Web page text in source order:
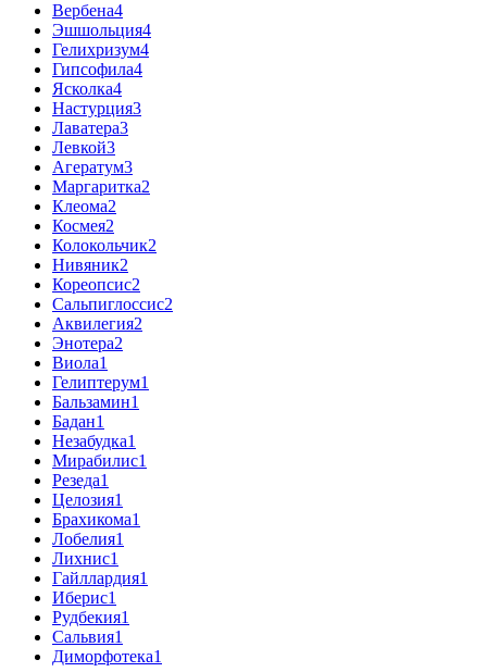
Вербена4
Эшшольция4
Гелихризум4
Гипсофила4
Ясколка4
Настурция3
Лаватера3
Левкой3
Агератум3
Маргаритка2
Клеома2
Космея2
Колокольчик2
Нивяник2
Кореопсис2
Сальпиглоссис2
Аквилегия2
Энотера2
Виола1
Гелиптерум1
Бальзамин1
Бадан1
Незабудка1
Мирабилис1
Резеда1
Целозия1
Брахикома1
Лобелия1
Лихнис1
Гайллардия1
Иберис1
Рудбекия1
Сальвия1
Диморфотека1